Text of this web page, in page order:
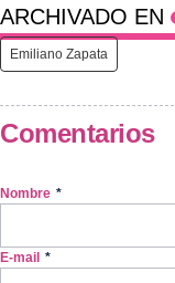
ARCHIVADO EN
Emiliano Zapata
Comentarios
Nombre *
E-mail *